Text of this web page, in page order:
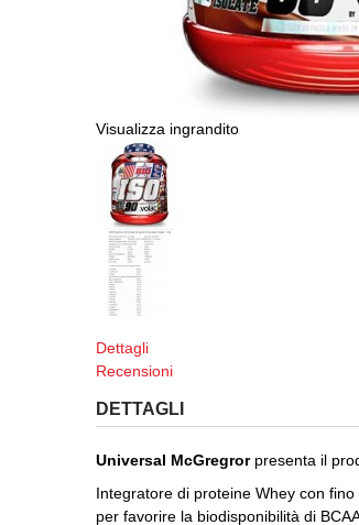
Visualizza ingrandito
Dettagli
Recensioni
DETTAGLI
Universal McGregror presenta il
Integratore di proteine Whey con
per favorire la biodisponibilità di